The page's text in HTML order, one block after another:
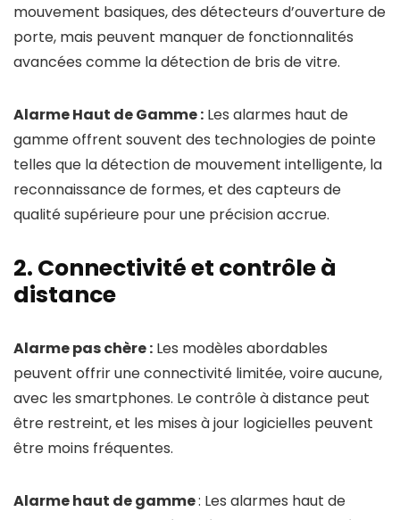
mouvement basiques, des détecteurs d’ouverture de
porte, mais peuvent manquer de fonctionnalités
avancées comme la détection de bris de vitre.
Alarme Haut de Gamme : Les alarmes haut de
gamme offrent souvent des technologies de pointe
telles que la détection de mouvement intelligente, la
reconnaissance de formes, et des capteurs de
qualité supérieure pour une précision accrue.
2. Connectivité et contrôle à
distance
Alarme pas chère : Les modèles abordables
peuvent offrir une connectivité limitée, voire aucune,
avec les smartphones. Le contrôle à distance peut
être restreint, et les mises à jour logicielles peuvent
être moins fréquentes.
Alarme haut de gamme: Les alarmes haut de